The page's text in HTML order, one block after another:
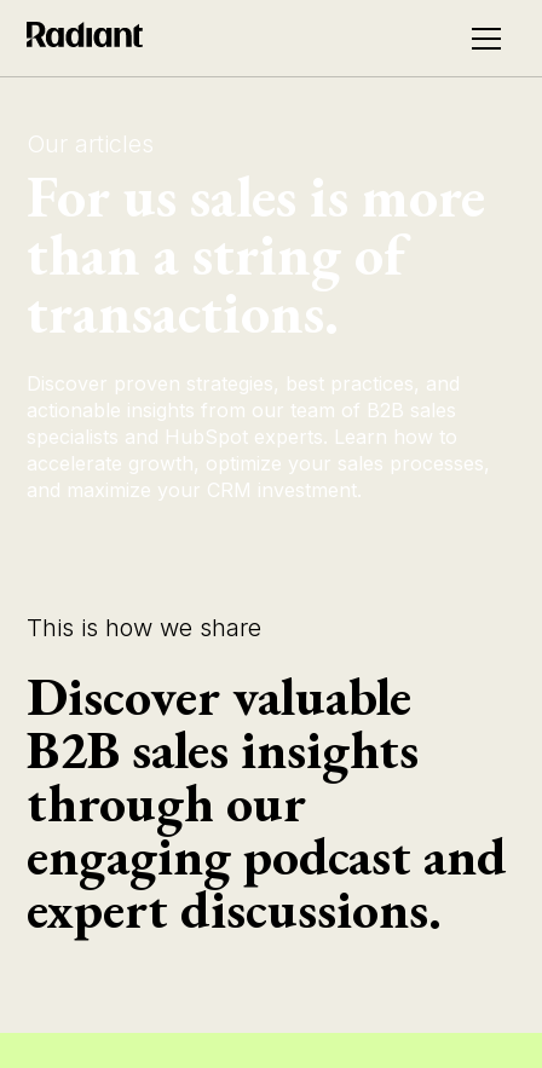
Our articles
For us sales is more
than a string of
transactions.
Discover proven strategies, best practices, and
actionable insights from our team of B2B sales
specialists and HubSpot experts. Learn how to
accelerate growth, optimize your sales processes,
and maximize your CRM investment.
This is how we share
Discover valuable
B2B sales insights
through our
engaging podcast and
expert discussions.